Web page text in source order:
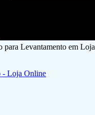
para Levantamento em Loja